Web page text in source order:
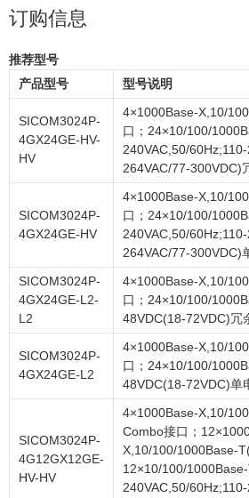
订购信息
推荐型号
产品型号
型号说明
SICOM3024P-
4GX24GE-HV-
HV
4×1000Base-X,10/
口；24×10/100/
240VAC,50/
264VAC/77-300VDC)
SICOM3024P-
4GX24GE-HV
4×1000Base-X,10/
口；24×10/100/
240VAC,50/
264VAC/77-300VDC)
SICOM3024P-
4GX24GE-L2-
L2
4×1000Base-X,10/
口；24×10/100/
48VDC(18-72VDC)冗
SICOM3024P-
4GX24GE-L2
4×1000Base-X,10/
口；24×10/100/
48VDC(18-72VDC)单
SICOM3024P-
4G12GX12GE-
HV-HV
4×1000Base-X,10/
Combo接口；
X,10/100/1000Base-
12×10/100/
240VAC,50/